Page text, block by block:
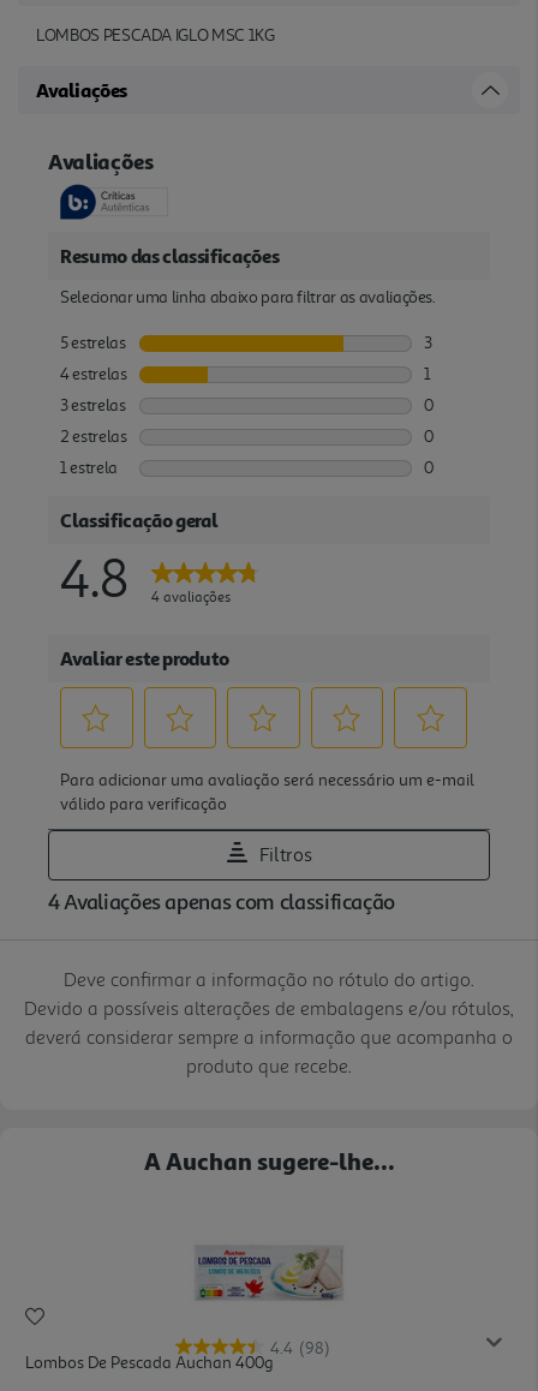
LOMBOS PESCADA IGLO MSC 1KG
Avaliações
Deve confirmar a informação no rótulo do artigo.
Devido a possíveis alterações de embalagens e/ou rótulos,
deverá considerar sempre a informação que acompanha o
produto que recebe.
A Auchan sugere-lhe...
4.4 (98)
Lombos De Pescada Auchan 400g